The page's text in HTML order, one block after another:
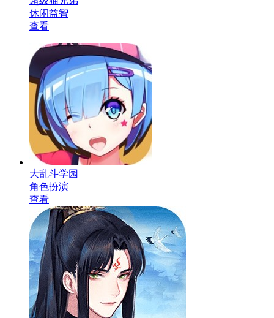
休闲益智
查看
大乱斗学园
角色扮演
查看